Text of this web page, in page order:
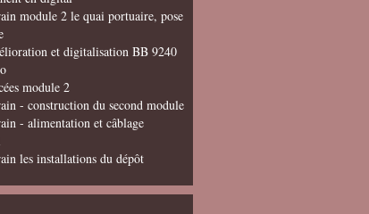
module 2 le quai portuaire, pose
et digitalisation BB 9240
module 2
- construction du second module
- alimentation et câblage
les installations du dépôt